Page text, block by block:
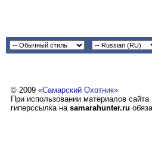
© 2009 «Самарский Охотник»
При использовании материалов сайта
гиперссылка на samarahunter.ru